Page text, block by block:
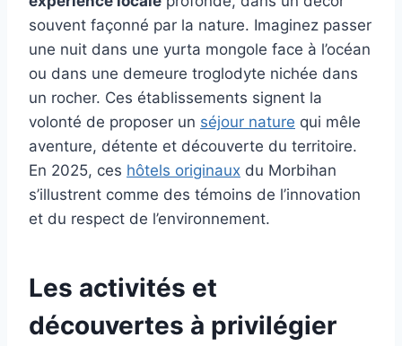
souvent façonné par la nature. Imaginez passer
une nuit dans une yurta mongole face à l’océan
ou dans une demeure troglodyte nichée dans
un rocher. Ces établissements signent la
volonté de proposer un séjour nature qui mêle
aventure, détente et découverte du territoire.
En 2025, ces hôtels originaux du Morbihan
s’illustrent comme des témoins de l’innovation
et du respect de l’environnement.
Les activités et
découvertes à privilégier